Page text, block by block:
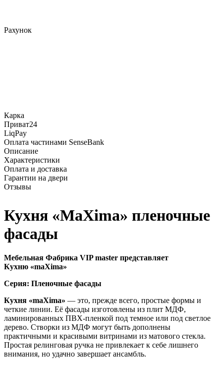
Рахунок
Карка
Приват24
LiqPay
Оплата частинами SenseBank
Описание
Характеристики
Оплата и доставка
Гарантии на двери
Отзывы
Кухня «MaXima» пленочные
фасады
Мебельная Фабрика VIP master представляет
Кухню «maXima»
Серия: Пленочные фасады
Кухня «maXima» — это, прежде всего, простые формы и
четкие линии. Её фасады изготовлены из плит МДФ,
ламинированных ПВХ-пленкой под темное или под светлое
дерево. Створки из МДФ могут быть дополнены
практичными и красивыми витринами из матового стекла.
Простая релинговая ручка не привлекает к себе лишнего
внимания, но удачно завершает ансамбль.